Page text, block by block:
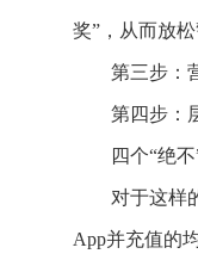
奖”，从而放松
第三步：
第四步：
四个“绝
对于这样
App并充值的